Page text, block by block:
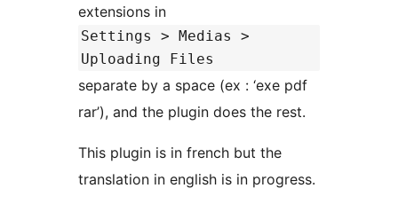
extensions in
Settings > Medias >
Uploading Files
separate by a space (ex : ‘exe pdf
rar’), and the plugin does the rest.
This plugin is in french but the
translation in english is in progress.